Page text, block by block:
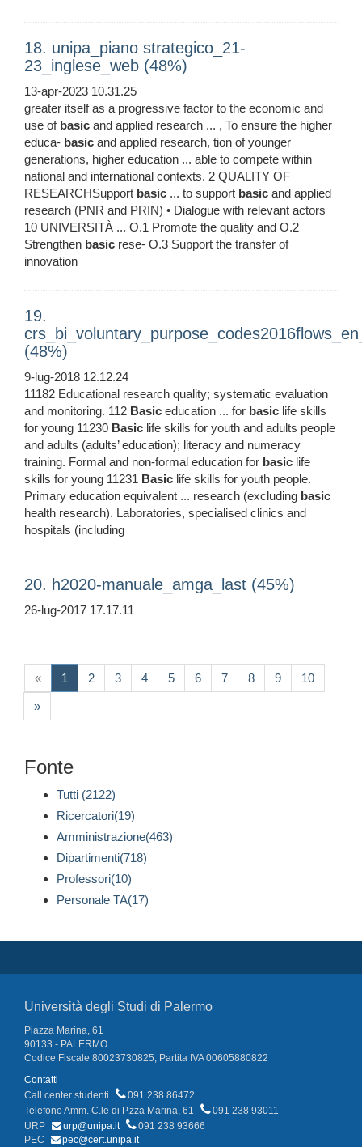
18. unipa_piano strategico_21-
23_inglese_web (48%)
13-apr-2023 10.31.25
greater itself as a progressive factor to the economic and
use of basic and applied research ... , To ensure the higher
educa- basic and applied research, tion of younger
generations, higher education ... able to compete within
national and international contexts. 2 QUALITY OF
RESEARCHSupport basic ... to support basic and applied
research (PNR and PRIN) • Dialogue with relevant actors
10 UNIVERSITÀ ... O.1 Promote the quality and O.2
Strengthen basic rese- O.3 Support the transfer of
innovation
19.
(48%)
9-lug-2018 12.12.24
11182 Educational research quality; systematic evaluation
and monitoring. 112 Basic education ... for basic life skills
for young 11230 Basic life skills for youth and adults people
and adults (adults’ education); literacy and numeracy
training. Formal and non-formal education for basic life
skills for young 11231 Basic life skills for youth people.
Primary education equivalent ... research (excluding basic
health research). Laboratories, specialised clinics and
hospitals (including
20. h2020-manuale_amga_last (45%)
26-lug-2017 17.17.11
« 1 (current)
2 3 4 5 6 7 8 9 10
»
Fonte
Tutti (2122)
Ricercatori(19)
Amministrazione(463)
Dipartimenti(718)
Professori(10)
Personale TA(17)
Università degli Studi di Palermo
Piazza Marina, 61
90133 - PALERMO
Codice Fiscale 80023730825, Partita IVA 00605880822
Contatti
Call center studenti
091 238 86472
Telefono Amm. C.le di P.zza Marina, 61
091 238 93011
URP
urp@unipa.it
091 238 93666
PEC
pec@cert.unipa.it